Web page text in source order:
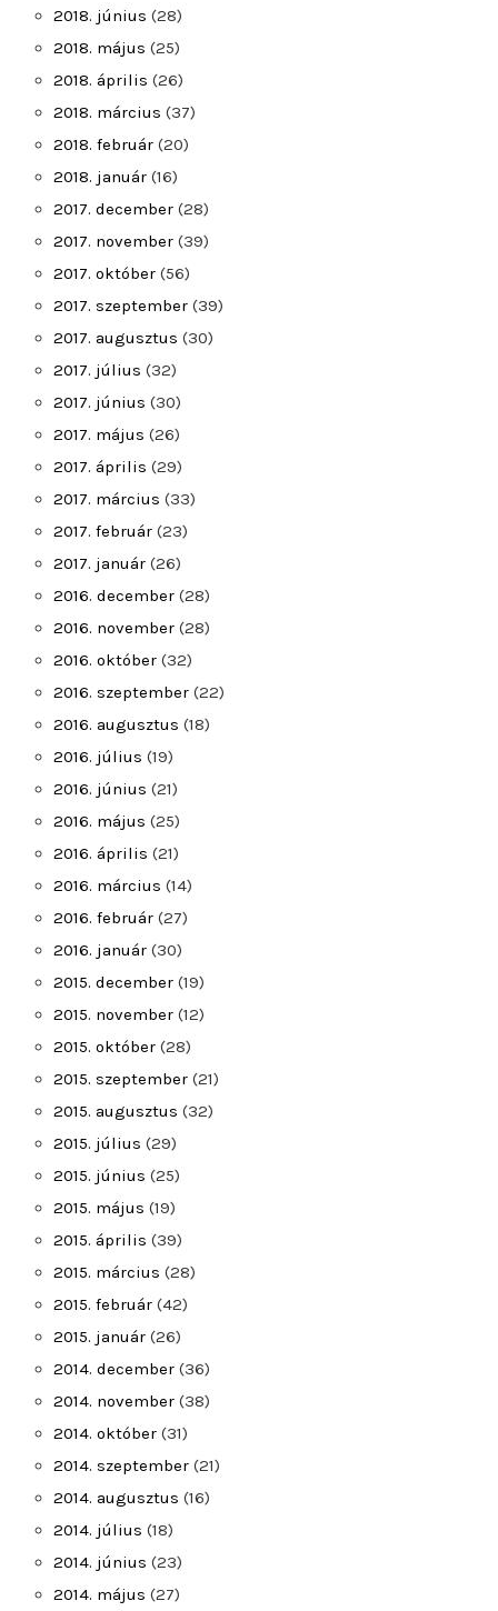
2018. június (28)
2018. május (25)
2018. április (26)
2018. március (37)
2018. február (20)
2018. január (16)
2017. december (28)
2017. november (39)
2017. október (56)
2017. szeptember (39)
2017. augusztus (30)
2017. július (32)
2017. június (30)
2017. május (26)
2017. április (29)
2017. március (33)
2017. február (23)
2017. január (26)
2016. december (28)
2016. november (28)
2016. október (32)
2016. szeptember (22)
2016. augusztus (18)
2016. július (19)
2016. június (21)
2016. május (25)
2016. április (21)
2016. március (14)
2016. február (27)
2016. január (30)
2015. december (19)
2015. november (12)
2015. október (28)
2015. szeptember (21)
2015. augusztus (32)
2015. július (29)
2015. június (25)
2015. május (19)
2015. április (39)
2015. március (28)
2015. február (42)
2015. január (26)
2014. december (36)
2014. november (38)
2014. október (31)
2014. szeptember (21)
2014. augusztus (16)
2014. július (18)
2014. június (23)
2014. május (27)